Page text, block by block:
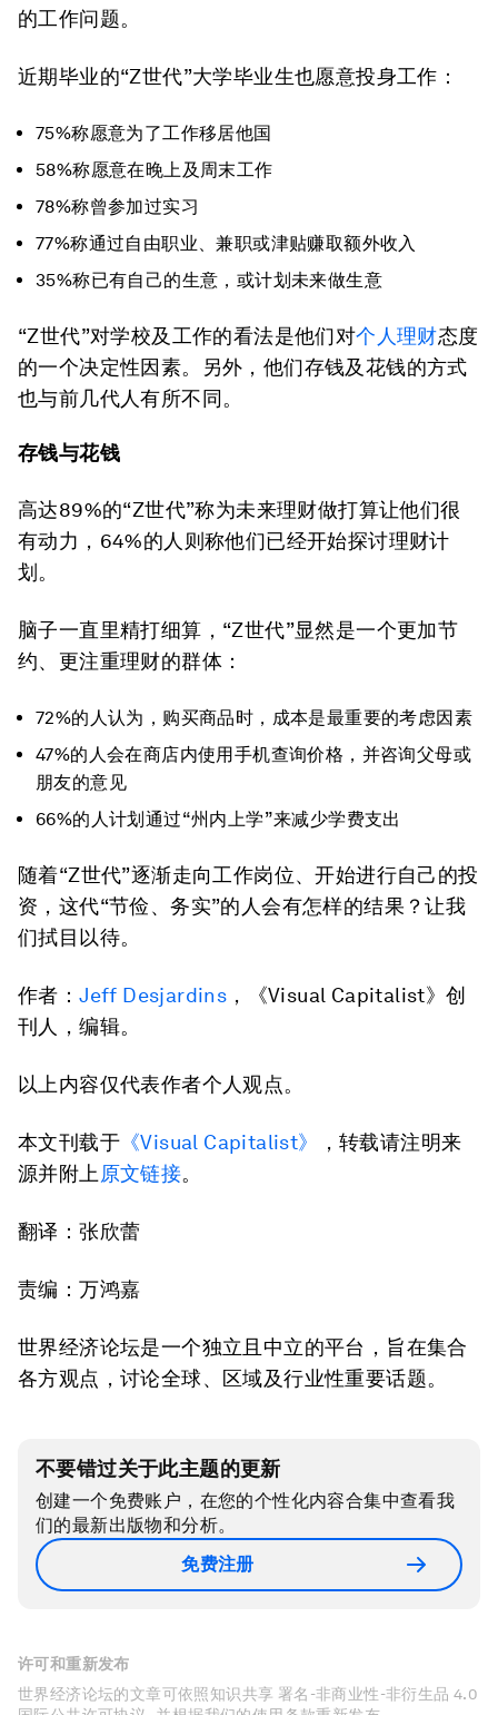
的工作问题。
近期毕业的“Z世代”大学毕业生也愿意投身工作：
75%称愿意为了工作移居他国
58%称愿意在晚上及周末工作
78%称曾参加过实习
77%称通过自由职业、兼职或津贴赚取额外收入
35%称已有自己的生意，或计划未来做生意
“Z世代”对学校及工作的看法是他们对个人理财态度
的一个决定性因素。另外，他们存钱及花钱的方式
也与前几代人有所不同。
存钱与花钱
高达89%的“Z世代”称为未来理财做打算让他们很
有动力，64%的人则称他们已经开始探讨理财计
划。
脑子一直里精打细算，“Z世代”显然是一个更加节
约、更注重理财的群体：
72%的人认为，购买商品时，成本是最重要的考虑因素
47%的人会在商店内使用手机查询价格，并咨询父母或
朋友的意见
66%的人计划通过“州内上学”来减少学费支出
随着“Z世代”逐渐走向工作岗位、开始进行自己的投
资，这代“节俭、务实”的人会有怎样的结果？让我
们拭目以待。
作者：Jeff Desjardins ，《Visual Capitalist》创
刊人，编辑。
以上内容仅代表作者个人观点。
本文刊载于 《Visual Capitalist》
，转载请注明来
源并附上 原文链接。
翻译：张欣蕾
责编：万鸿嘉
世界经济论坛是一个独立且中立的平台，旨在集合
各方观点，讨论全球、区域及行业性重要话题。
不要错过关于此主题的更新
创建一个免费账户，在您的个性化内容合集中查看我
们的最新出版物和分析。
免费注册
许可和重新发布
世界经济论坛的文章可依照知识共享 署名-非商业性-非衍生品 4.0